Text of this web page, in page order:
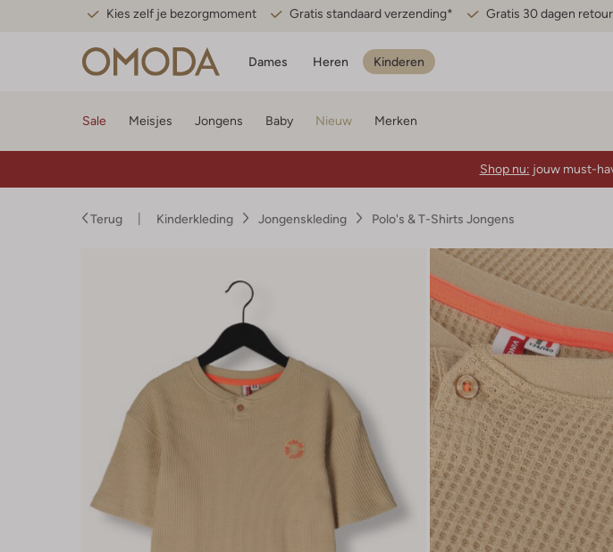
Kies zelf je bezorgmoment Gratis standaard verzending* Gratis 30 dagen
Dames Heren Kinderen
Sale Meisjes Jongens Baby Nieuw Merken
Shop nu: jouw must-
Terug Kinderkleding Jongenskleding Polo's & T-Shirts Jongens